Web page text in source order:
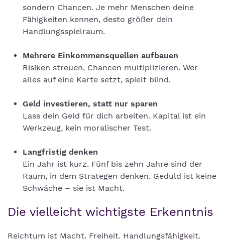
sondern Chancen. Je mehr Menschen deine
Fähigkeiten kennen, desto größer dein
Handlungsspielraum.
Mehrere Einkommensquellen aufbauen
Risiken streuen, Chancen multiplizieren. Wer
alles auf eine Karte setzt, spielt blind.
Geld investieren, statt nur sparen
Lass dein Geld für dich arbeiten. Kapital ist ein
Werkzeug, kein moralischer Test.
Langfristig denken
Ein Jahr ist kurz. Fünf bis zehn Jahre sind der
Raum, in dem Strategen denken. Geduld ist keine
Schwäche – sie ist Macht.
Die vielleicht wichtigste Erkenntnis
Reichtum ist Macht. Freiheit. Handlungsfähigkeit.